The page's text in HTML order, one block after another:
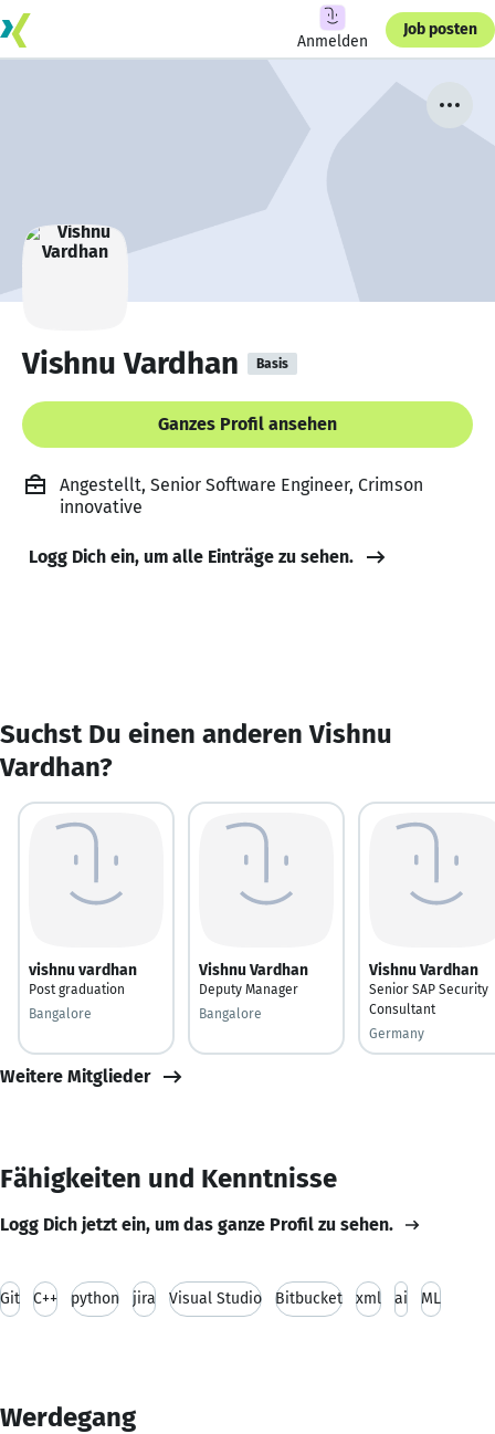
Anmelden
Job posten
Vishnu Vardhan Basis
Ganzes Profil ansehen
Angestellt, Senior Software Engineer, Crimson
innovative
Logg Dich ein, um alle Einträge zu sehen.
Suchst Du einen anderen Vishnu
Vardhan?
vishnu vardhan
Post graduation
Bangalore
Vishnu Vardhan
Deputy Manager
Bangalore
Vishnu Vardhan
Senior SAP Security
Consultant
Germany
Weitere Mitglieder
Fähigkeiten und Kenntnisse
Logg Dich jetzt ein, um das ganze Profil zu sehen.
Git C++ python jira Visual Studio Bitbucket xml ai ML
Werdegang